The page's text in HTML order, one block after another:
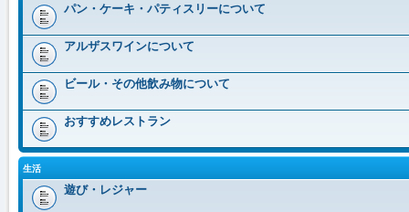
パン・ケーキ・パティスリーについて
アルザスワインについて
ビール・その他飲み物について
おすすめレストラン
生活
遊び・レジャー